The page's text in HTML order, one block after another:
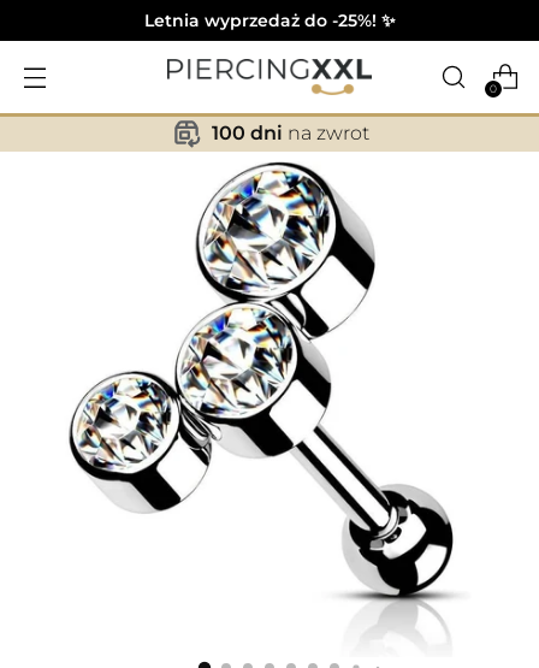
Letnia wyprzedaż do -25%! ✨
0
✕
100 dni na zwrot